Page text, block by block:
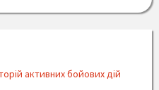
активних бойових дій